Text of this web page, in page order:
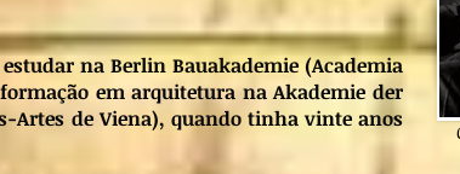
na Berlin Bauakademie (Academia
em arquitetura na Akademie der
Artes de Viena), quando tinha vinte anos